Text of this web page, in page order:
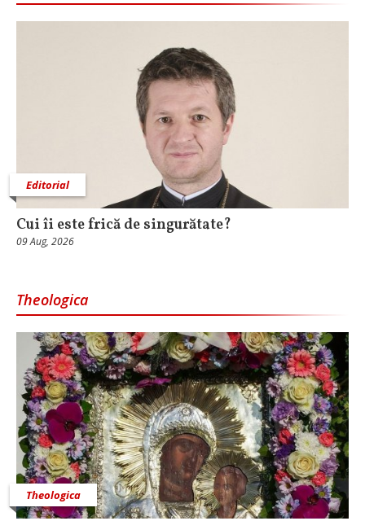
Editorial
Cui îi este frică de singurătate?
09 Aug, 2026
Theologica
Theologica